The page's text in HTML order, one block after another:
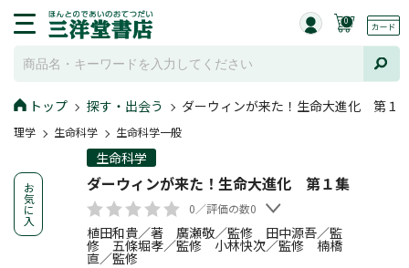
0
トップ 探す・出会う ダーウィンが来た！生命大進化 第１
理学 生命科学 生命科学一般
お
気
に
入
生命科学
ダーウィンが来た！生命大進化 第１集
0／評価の数0
植田和貴／著 廣瀬敬／監修 田中源吾／監
修 五條堀孝／監修 小林快次／監修 楠橋
直／監修